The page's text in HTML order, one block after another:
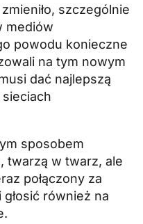
szczególnie
mediów
powodu konieczne
na tym nowym
dać najlepszą
sposobem
twarzą w twarz, ale
połączony za
głosić również na